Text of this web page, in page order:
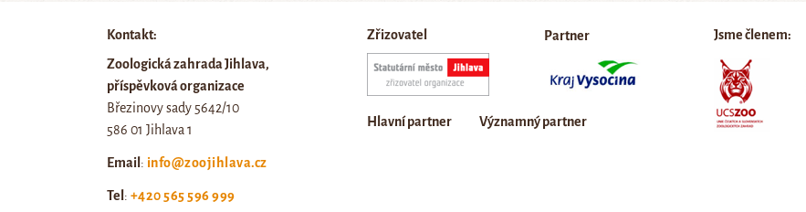
Kontakt:
Zoologická zahrada Jihlava,
příspěvková organizace
Březinovy sady 5642/10
586 01 Jihlava 1
Email : info@zoojihlava.cz
Tel : +420 565 596 999
Zřizovatel Partner
Hlavní partner Významný partner
Jsme členem: